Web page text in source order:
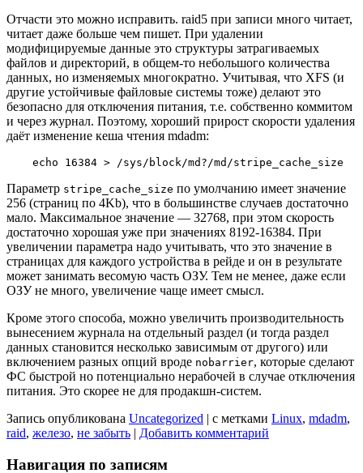
Отчасти это можно исправить. raid5 при записи много читает,
читает даже больше чем пишет. При удалении
модифицируемые данные это структуры затрагиваемых
файлов и директорий, в общем-то небольшого количества
данных, но изменяемых многократно. Учитывая, что XFS (и
другие устойчивые файловые системы тоже) делают это
безопасно для отключения питания, т.е. собственно коммитом
и через журнал. Поэтому, хороший прирост скорости удаления
даёт изменение кеша чтения mdadm:
Параметр stripe_cache_size по умолчанию имеет значение
256 (страниц по 4Kb), что в большинстве случаев достаточно
мало. Максимальное значение — 32768, при этом скорость
достаточно хорошая уже при значениях 8192-16384. При
увеличении параметра надо учитывать, что это значение в
страницах для каждого устройства в рейде и он в результате
может занимать весомую часть ОЗУ. Тем не менее, даже если
ОЗУ не много, увеличение чаще имеет смысл.
Кроме этого способа, можно увеличить производительность
вынесением журнала на отдельный раздел (и тогда раздел
данных становится несколько зависимым от другого) или
включением разных опций вроде nobarrier, которые сделают
ФС быстрой но потенциально нерабочей в случае отключения
питания. Это скорее не для продакшн-систем.
Запись опубликована Uncategorized | с метками Linux, mdadm,
raid, железо, не забыть | Добавить комментарий
Навигация по записям